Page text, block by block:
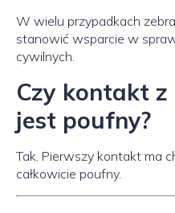
W wielu przypadkach
stanowić wsparcie w
cywilnych.
Czy kontakt
jest poufny?
Tak. Pierwszy kontakt ma
całkowicie poufny.